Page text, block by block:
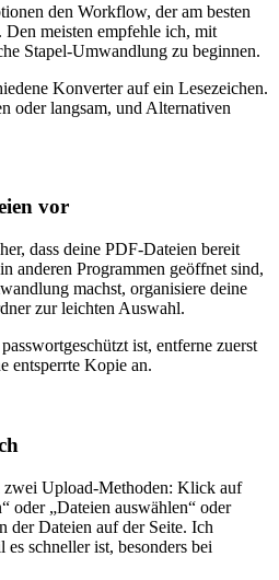
den Workflow, der am besten
Den meisten empfehle ich, mit
Stapel-Umwandlung zu beginnen.
Konverter auf ein Lesezeichen.
oder langsam, und Alternativen
vor
dass deine PDF-Dateien bereit
anderen Programmen geöffnet sind,
machst, organisiere deine
zur leichten Auswahl.
ist, entferne zuerst
entsperrte Kopie an.
zwei Upload-Methoden: Klick auf
oder „Dateien auswählen“ oder
der Dateien auf der Seite. Ich
schneller ist, besonders bei